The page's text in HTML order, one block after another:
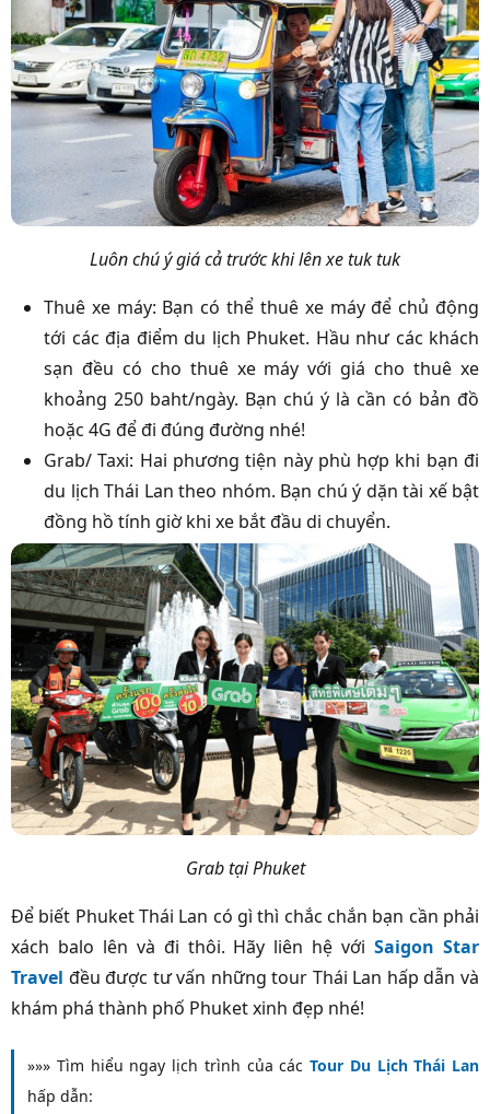
Luôn chú ý giá cả trước khi lên xe tuk tuk
Thuê xe máy: Bạn có thể thuê xe máy để chủ động
tới các địa điểm du lịch Phuket. Hầu như các khách
sạn đều có cho thuê xe máy với giá cho thuê xe
khoảng 250 baht/ngày. Bạn chú ý là cần có bản đồ
hoặc 4G để đi đúng đường nhé!
Grab/ Taxi: Hai phương tiện này phù hợp khi bạn đi
du lịch Thái Lan theo nhóm. Bạn chú ý dặn tài xế bật
đồng hồ tính giờ khi xe bắt đầu di chuyển.
Grab tại Phuket
Để biết Phuket Thái Lan có gì thì chắc chắn bạn cần phải
xách balo lên và đi thôi. Hãy liên hệ vớiSaigon Star
Travel đều được tư vấn những tour Thái Lan hấp dẫn và
khám phá thành phố Phuket xinh đẹp nhé!
»»» Tìm hiểu ngay lịch trình của các Tour Du Lịch Thái Lan
hấp dẫn: